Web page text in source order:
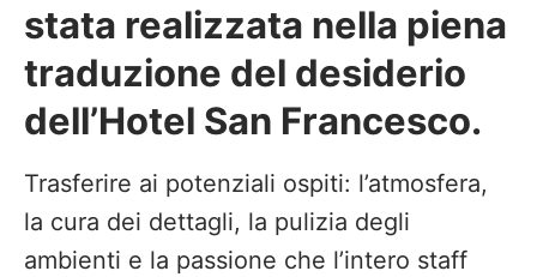
stata realizzata nella piena
traduzione del desiderio
dell’Hotel San Francesco.
Trasferire ai potenziali ospiti: l’atmosfera,
la cura dei dettagli, la pulizia degli
ambienti e la passione che l’intero staff